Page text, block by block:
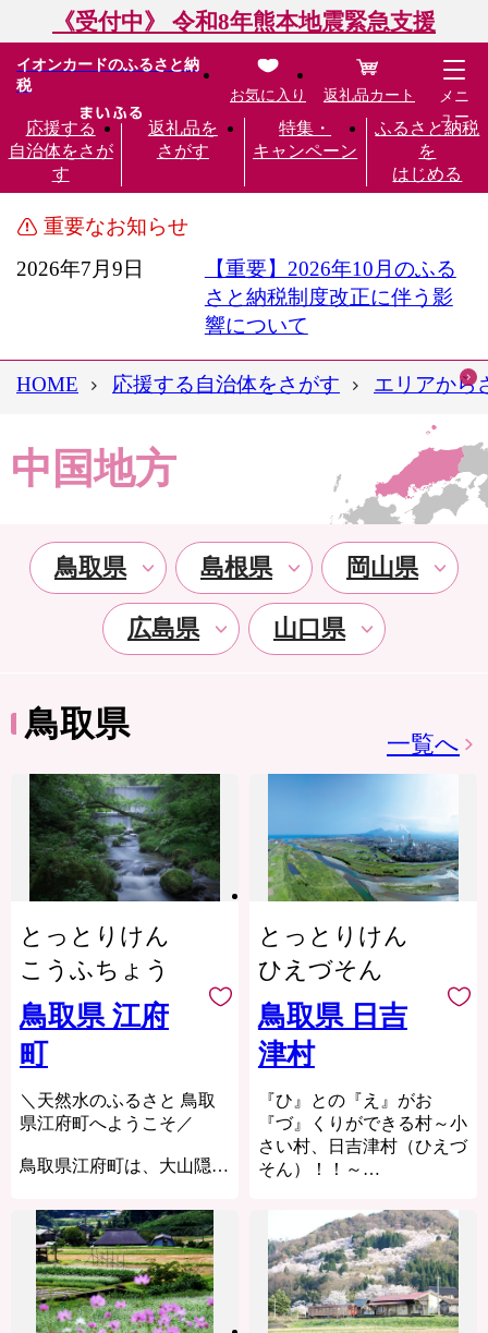
《受付中》 令和8年熊本地震緊急支援
イオンカードのふるさと納
税
応援する
自治体をさが
す
返礼品を
さがす
特集・
キャンペーン
ふるさと納税
を
はじめる
お気に入り 返礼品カート
メニ
ュー
重要なお知らせ
2026年7月9日
【重要】2026年10月のふる
さと納税制度改正に伴う影
響について
HOME 応援する自治体をさがす エリアから
中国地方
鳥取県 島根県 岡山県
広島県 山口県
鳥取県
一覧へ
とっとりけん
こうふちょう
鳥取県 江府
町
＼天然水のふるさと 鳥取
県江府町へようこそ／
鳥取県江府町は、大山隠岐
人口約3,000人の小さなま
ちです。ブナの森や奥大山
の秀景を目当てに、毎年多
くの観光客が訪れます。天
然水やお米など、豊かな自
然に育まれた特産品をお楽
とっとりけん
ひえづそん
鳥取県 日吉
津村
『ひ』との『え』がお
『づ』くりができる村～小
さい村、日吉津村（ひえづ
そん）！！～
日吉津村は、鳥取県唯一の
村であり、日本で4番目に
小さい村です。
「小さくても元気な村」を
目標に掲げ、まちづくりに
取り組んでいます。